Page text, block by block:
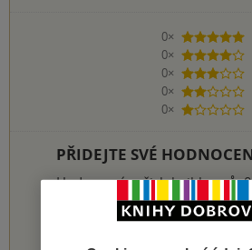
0×
5
0×
4
0×
3
0×
2 hvězdičky
0×
1 hvezdička
PŘIDEJTE SVÉ
Hodnocení našich knihkupců: